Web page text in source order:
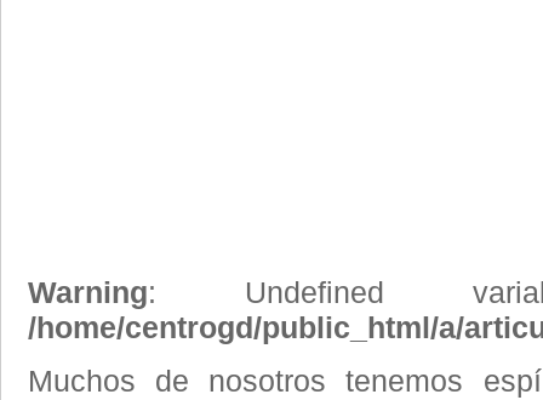
Warning: Undefined
/home/centrogd/public_html/a/
Muchos de nosotros tenemos